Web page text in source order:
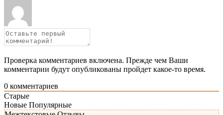
Проверка комментариев включена. Прежде чем Ваши
комментарии будут опубликованы пройдет какое-то время.
0 комментариев
Старые
Новые Популярные